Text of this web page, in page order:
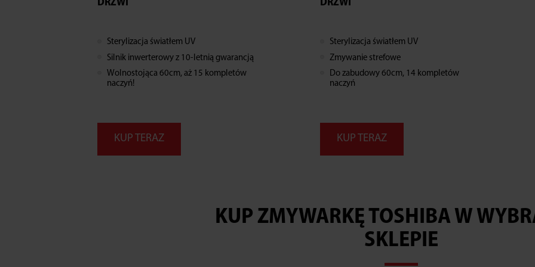
DRZWI
Sterylizacja światłem UV
Silnik inwerterowy z 10-letnią gwarancją
Wolnostojąca 60cm, aż 15 kompletów
naczyń!
KUP TERAZ
DRZWI
Sterylizacja światłem UV
Zmywanie strefowe
Do zabudowy 60cm, 14 kompletów
naczyń
KUP TERAZ
KUP ZMYWARKĘ TOSHIBA W
SKLEPIE